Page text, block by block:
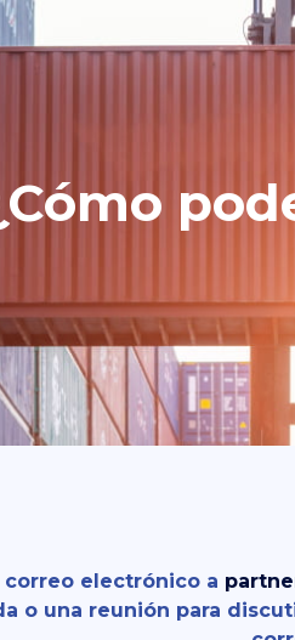
correo electrónico a
o una reunión para